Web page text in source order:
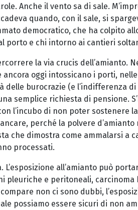
Anche il vento sa di sale.
quando, con il sale, si
democratico, che ha colpito
porto e chi intorno ai cantieri
la via crucis dell’amianto.
ancora oggi intossicano i porti,
delle burocrazie (e l’indifferenza di
semplice richiesta di pensione.
l’incubo di non poter sostenere
perché la polvere
che dimostra come ammalarsi a
processati.
all’amianto può
pleuriche e peritoneali,
non ci sono dubbi,
possiamo essere sicuri di non